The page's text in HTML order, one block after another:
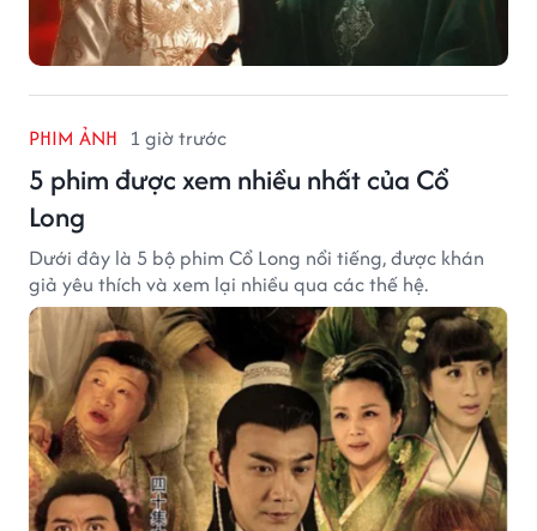
PHIM ẢNH 1 giờ trước
5 phim được xem nhiều nhất của Cổ
Long
Dưới đây là 5 bộ phim Cổ Long nổi tiếng, được khán
giả yêu thích và xem lại nhiều qua các thế hệ.